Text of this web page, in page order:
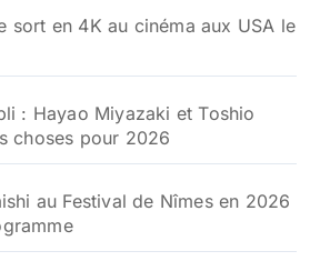
sort en 4K au cinéma aux USA le
: Hayao Miyazaki et Toshio
choses pour 2026
au Festival de Nîmes en 2026